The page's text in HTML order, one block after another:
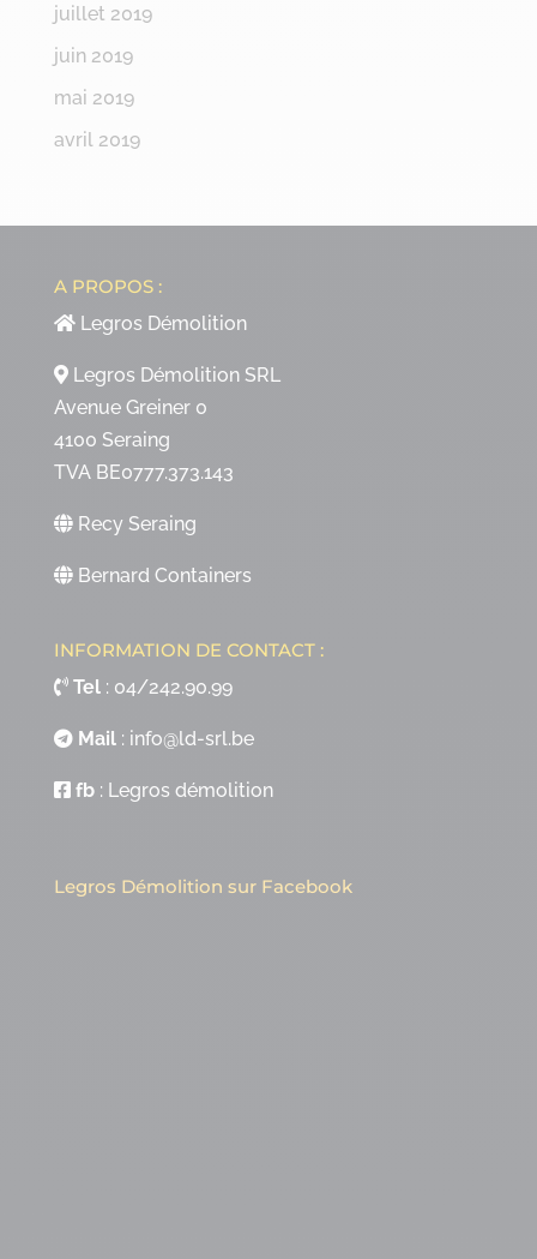
juillet 2019
juin 2019
mai 2019
avril 2019
A PROPOS :
Legros Démolition
Legros Démolition SRL
Avenue Greiner 0
4100 Seraing
TVA BE0777.373.143
Recy Seraing
Bernard Containers
INFORMATION DE CONTACT :
Tel: 04/242.90.99
Mail: info@ld-srl.be
fb: Legros démolition
Legros Démolition sur Facebook